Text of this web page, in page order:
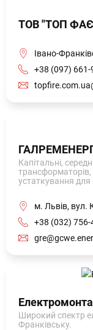
ТОВ "ТОП
Івано-
+38 (097) 661-
Капітальні,
трансформаторів,
устаткування для
м. Львів, вул.
+38 (032) 756-
Широкий спектр
Франківську.